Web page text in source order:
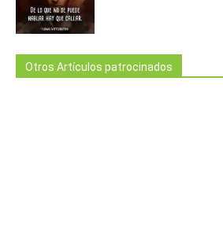
Otros Artículos patrocinados